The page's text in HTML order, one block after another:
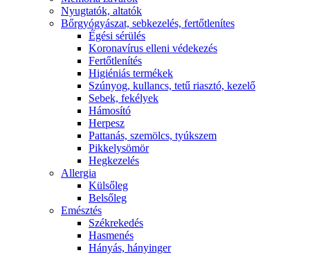
Nyugtatók, altatók
Bőrgyógyászat, sebkezelés, fertőtlenítes
É́gési sérülés
Koronavírus elleni védekezés
Fertőtlenítés
Higiéniás termékek
Szúnyog, kullancs, tetű riasztó, kezelő
Sebek, fekélyek
Hámosító
Herpesz
Pattanás, szemölcs, tyúkszem
Pikkelysömör
Hegkezelés
Allergia
Külsőleg
Belsőleg
Emésztés
Székrekedés
Hasmenés
Hányás, hányinger